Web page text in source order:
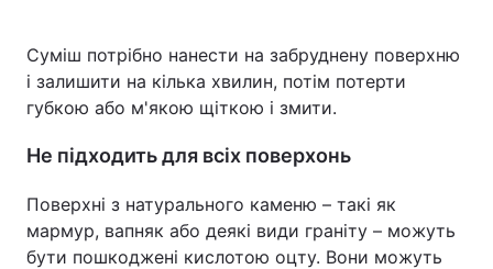
Суміш потрібно нанести на забруднену поверхню
і залишити на кілька хвилин, потім потерти
губкою або м'якою щіткою і змити.
Не підходить для всіх поверхонь
Поверхні з натурального каменю – такі як
мармур, вапняк або деякі види граніту – можуть
бути пошкоджені кислотою оцту. Вони можуть